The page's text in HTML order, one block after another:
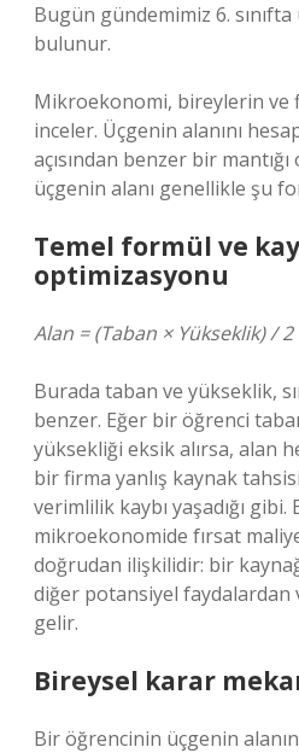
Bugün gündemimiz 6. sınıfta
bulunur.
Mikroekonomi, bireylerin ve
inceler. Üçgenin alanını
açısından benzer bir
üçgenin alanı genellikle şu
Temel formül ve
optimizasyonu
Alan = (Taban × Yükseklik) / 2
Burada taban ve yükseklik,
benzer. Eğer bir öğrenci
yüksekliği eksik alırsa, alan
bir firma yanlış kaynak
verimlilik kaybı yaşadığı gibi.
mikroekonomide fırsat
doğrudan ilişkilidir: bir
diğer potansiyel faydalardan
gelir.
Bireysel karar
Bir öğrencinin üçgenin